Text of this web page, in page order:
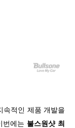
속적인 제품 개발을
번에는 불스원샷 최